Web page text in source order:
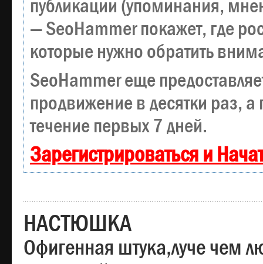
публикации (упоминания,
— SeoHammer покажет, где
которые нужно обратить
SeoHammer еще
продвижение в десятки раз, а
течение первых 7 дней.
Зарегистрироваться и
НАСТЮШКА
Офигенная штука,луче чем